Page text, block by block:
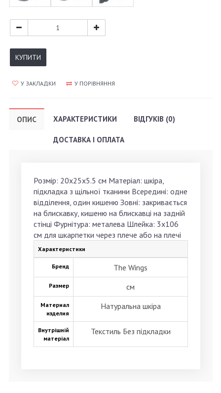
КУПИТИ
У ЗАКЛАДКИ У ПОРІВНЯННЯ
ОПИС ХАРАКТЕРИСТИКИ ВІДГУКІВ (0)
ДОСТАВКА І ОПЛАТА
Розмір: 20х25х5.5 см Матеріал: шкіра,
підкладка з щільної тканини Всередині: одне
відділення, один кишеню Зовні: закривається
на блискавку, кишеню на блискавці на задній
стінці Фурнітура: металева Шлейка: 3х106
см для шкарпетки через плече або на плечі
Характеристики
Бренд The Wings
Размер см
Материал
изделия
Натуральна шкіра
Внутрішній
матеріал
Текстиль Без підкладки